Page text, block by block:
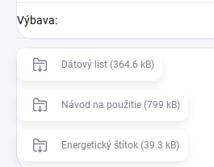
Výbava:
Dátový list (364.6 kB)
Návod na použitie (799 kB)
Energetický štítok (39.3 kB)